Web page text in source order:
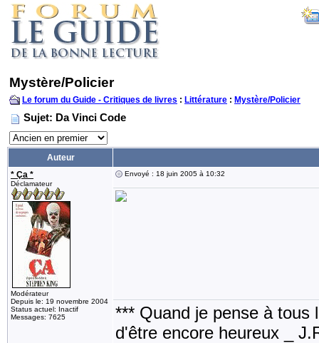
Mystère/Policier
Le forum du Guide - Critiques de livres : Littérature : Mystère/Policier
Sujet: Da Vinci Code
Auteur
* Ça *
Déclamateur
Modérateur
Depuis le: 19 novembre 2004
Status actuel: Inactif
Messages: 7625
Envoyé : 18 juin 2005 à 10:32
*** Quand je pense à tous
d'être encore heureux _